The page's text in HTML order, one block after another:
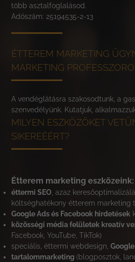
több asztalfoglalásod.
Adószám: 25194535-2-13
ÉTTEREM MARKETING
MARKETING
A vendéglátásra szakosodtunk, a
szenvedélyünk. Kutatjuk,
MILYEN ESZKÖZÖKET
SIKEREÉÉRT?
Étterem marketing eszközeink:
éttermi SEO, azaz
költséghatékony étterem marketing
Google Ads és Facebook hirdetések
közösségi média felületek kreatív
Facebook, YouTube, TikTok)
speciális, éttermi webdesign,
tartalommarketing(blogposztok,